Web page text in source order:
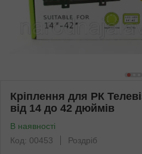
Кріплення для РК
від 14 до 42 дюймів
В наявності
Код: 00453
Роздріб